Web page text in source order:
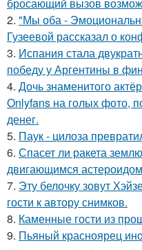
2. "Мы оба -
Гузеевой рассказал о
3. Испания стала
победу у Аргентины в
4. Дочь знаменитого
Onlyfans на голых фото,
денег.
5. Паук - цилоза
6. Спасет ли ракета
двигающимся
7. Эту белочку зовут
гости к автору снимков.
8. Каменные гости из
9. Пьяный красноярец